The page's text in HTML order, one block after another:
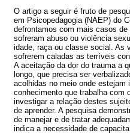
O artigo a seguir é fruto de
em Psicopedagogia (NAEP) do
defrontamos com mais casos
sofreram abuso ou violência
idade, raça ou classe social. As
sofrerem caladas as terríveis
A aceitação da dor do trauma a
longo, que precisa ser
acolhidas no meio onde estejam
conhecimento que trabalha com
investigar a relação destes
de aprender. A pesquisa
de manejar e de tratar
indica a necessidade de